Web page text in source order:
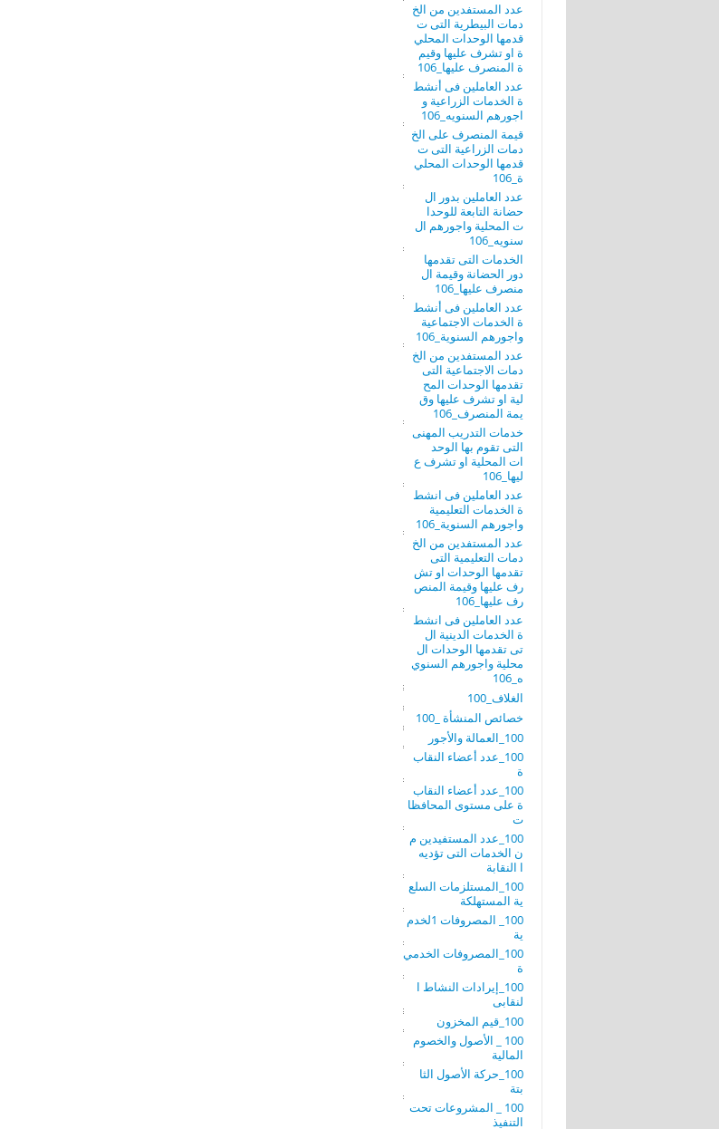
عدد المستفدين من الخ
دمات البيطرية التى ت
قدمها الوحدات المحلي
ة او تشرف عليها وقيم
ة المنصرف عليها_106
عدد العاملين فى أنشط
ة الخدمات الزراعية و
اجورهم السنويه_106
قيمة المنصرف على الخ
دمات الزراعية التى ت
قدمها الوحدات المحلي
ة_106
عدد العاملين بدور ال
حضانة التابعة للوحدا
ت المحلية واجورهم ال
سنويه_106
الخدمات التى تقدمها
دور الحضانة وقيمة ال
منصرف عليها_106
عدد العاملين فى أنشط
ة الخدمات الاجتماعية
واجورهم السنوية_106
عدد المستفدين من الخ
دمات الاجتماعية التى
تقدمها الوحدات المح
لية او تشرف عليها وق
يمة المنصرف_106
خدمات التدريب المهنى
التى تقوم بها الوحد
ات المحلية او تشرف ع
ليها_106
عدد العاملين فى انشط
ة الخدمات التعليمية
واجورهم السنوية_106
عدد المستفدين من الخ
دمات التعليمية التى
تقدمها الوحدات او تش
رف عليها وقيمة المنص
رف عليها_106
عدد العاملين فى انشط
ة الخدمات الدينية ال
تى تقدمها الوحدات ال
محلية واجورهم السنوي
ه_106
الغلاف_100
خصائص المنشأة _100
100_العمالة والأجور
100_عدد أعضاء النقاب
ة
100_عدد أعضاء النقاب
ة على مستوى المحافظا
ت
100_عدد المستفيدين م
ن الخدمات التى تؤديه
ا النقابة
100_المستلزمات السلع
ية المستهلكة
100_ المصروفات 1لخدم
ية
100_المصروفات الخدمي
ة
100_إيرادات النشاط ا
لنقابى
100_قيم المخزون
100 _ الأصول والخصوم
المالية
100_حركة الأصول الثا
بتة
100 _ المشروعات تحت
التنفيذ